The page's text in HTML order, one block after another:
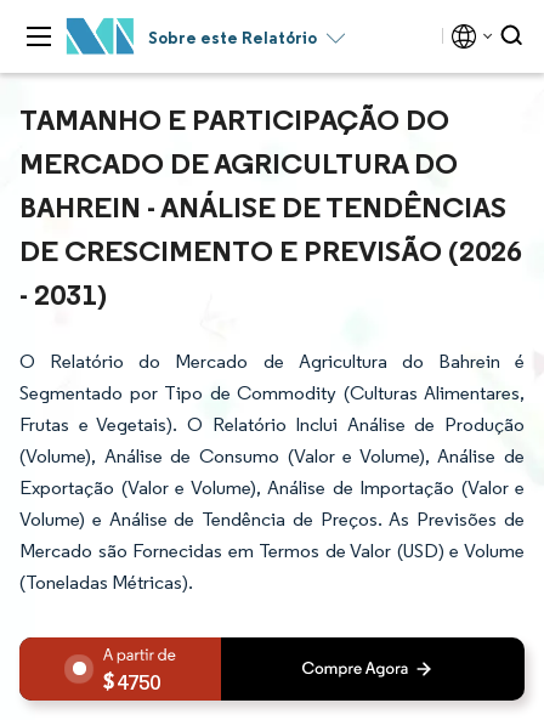
Sobre este Relatório
TAMANHO E PARTICIPAÇÃO DO
MERCADO DE AGRICULTURA DO
BAHREIN - ANÁLISE DE TENDÊNCIAS
DE CRESCIMENTO E PREVISÃO (2026
- 2031)
O Relatório do Mercado de Agricultura do Bahrein é
Segmentado por Tipo de Commodity (Culturas Alimentares,
Frutas e Vegetais). O Relatório Inclui Análise de Produção
(Volume), Análise de Consumo (Valor e Volume), Análise de
Exportação (Valor e Volume), Análise de Importação (Valor e
Volume) e Análise de Tendência de Preços. As Previsões de
Mercado são Fornecidas em Termos de Valor (USD) e Volume
(Toneladas Métricas).
4750